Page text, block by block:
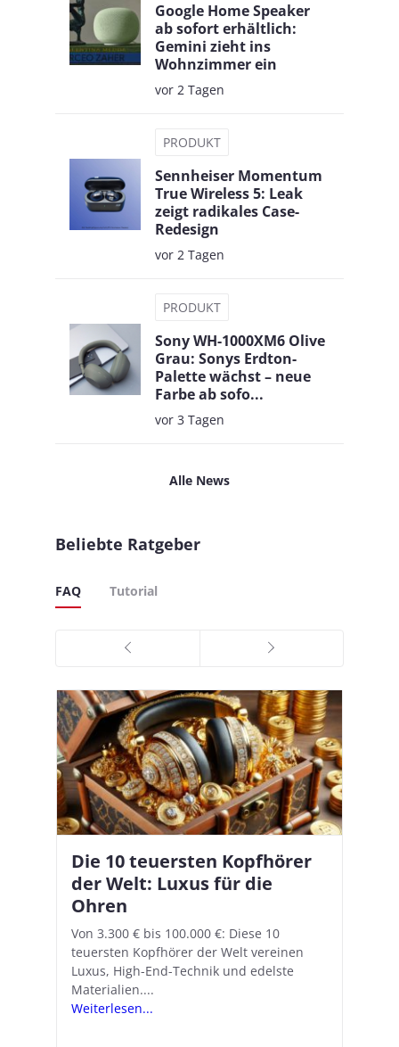
Google Home Speaker
ab sofort erhältlich:
Gemini zieht ins
Wohnzimmer ein
vor 2 Tagen
PRODUKT
Sennheiser Momentum
True Wireless 5: Leak
zeigt radikales Case-
Redesign
vor 2 Tagen
PRODUKT
Sony WH-1000XM6 Olive
Grau: Sonys Erdton-
Palette wächst – neue
Farbe ab sofo...
vor 3 Tagen
Alle News
Beliebte Ratgeber
FAQ Tutorial
Die 10 teuersten Kopfhörer
der Welt: Luxus für die
Ohren
Von 3.300 € bis 100.000 €: Diese 10
teuersten Kopfhörer der Welt vereinen
Luxus, High-End-Technik und edelste
Materialien....
Weiterlesen...
Apple AirPods Pro 2 und iOS
18.1: So richtet ihr das neue
Hörgeräte-Feature ein
Mit iOS 18.1 und den AirPods Pro 2
verwandelt Apple seine In-Ear-Kopfhörer
in kostengünstige Hörhilfen. In wenigen
Schritten...
Weiterlesen...